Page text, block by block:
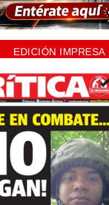
EDICIÓN IMPRESA